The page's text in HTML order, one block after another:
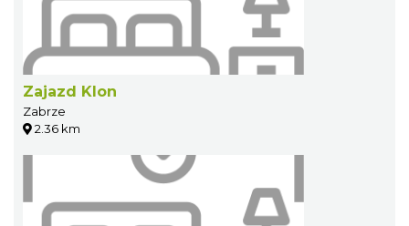
Zajazd Klon
Zabrze
2.36 km